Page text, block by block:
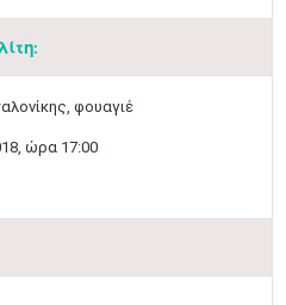
φουαγιέ
ώρα 17:00
• • •